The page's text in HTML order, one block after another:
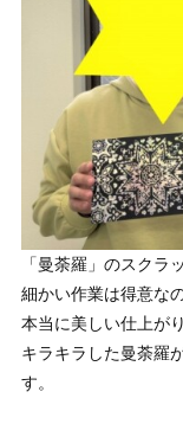
「曼荼羅」のスクラ
細かい作業は得意な
本当に美しい仕上がり
キラキラした曼荼羅
す。